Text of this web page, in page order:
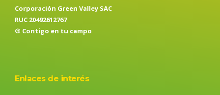
Corporación Green Valley SAC
RUC 20492612767
® Contigo en tu campo
Enlaces de interés